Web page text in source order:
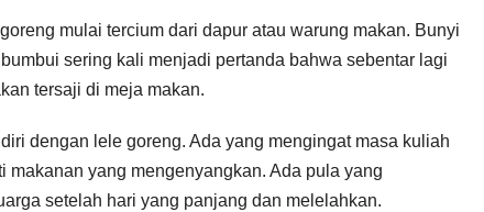
mulai tercium dari dapur atau warung makan. Bunyi
sering kali menjadi pertanda bahwa sebentar lagi
tersaji di meja makan.
dengan lele goreng. Ada yang mengingat masa kuliah
makanan yang mengenyangkan. Ada pula yang
setelah hari yang panjang dan melelahkan.